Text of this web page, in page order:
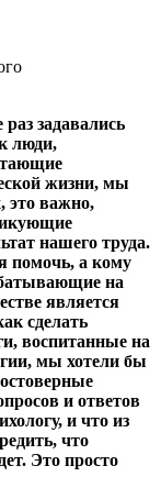
задавались
люди,
жизни, мы
это важно,
нашего труда.
помочь, а кому
на
является
сделать
воспитанные на
мы хотели бы
и ответов
и что из
что
Это просто